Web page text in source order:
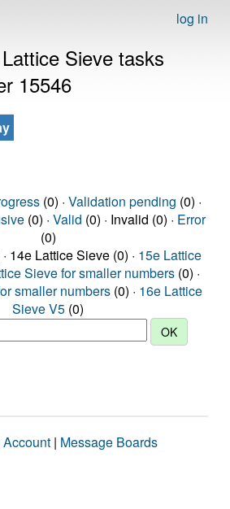
log in
Sieve tasks
15546
(0) · Validation pending (0) ·
(0) · Valid (0) · Invalid (0) · Error
(0)
· 14e Lattice Sieve (0) · 15e Lattice
Sieve for smaller numbers (0) ·
smaller numbers (0) · 16e Lattice
Sieve V5 (0)
Account | Message Boards